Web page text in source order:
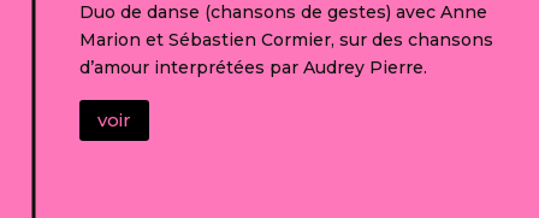
Duo de danse (chansons de gestes) avec Anne
Marion et Sébastien Cormier, sur des chansons
d’amour interprétées par Audrey Pierre.
voir